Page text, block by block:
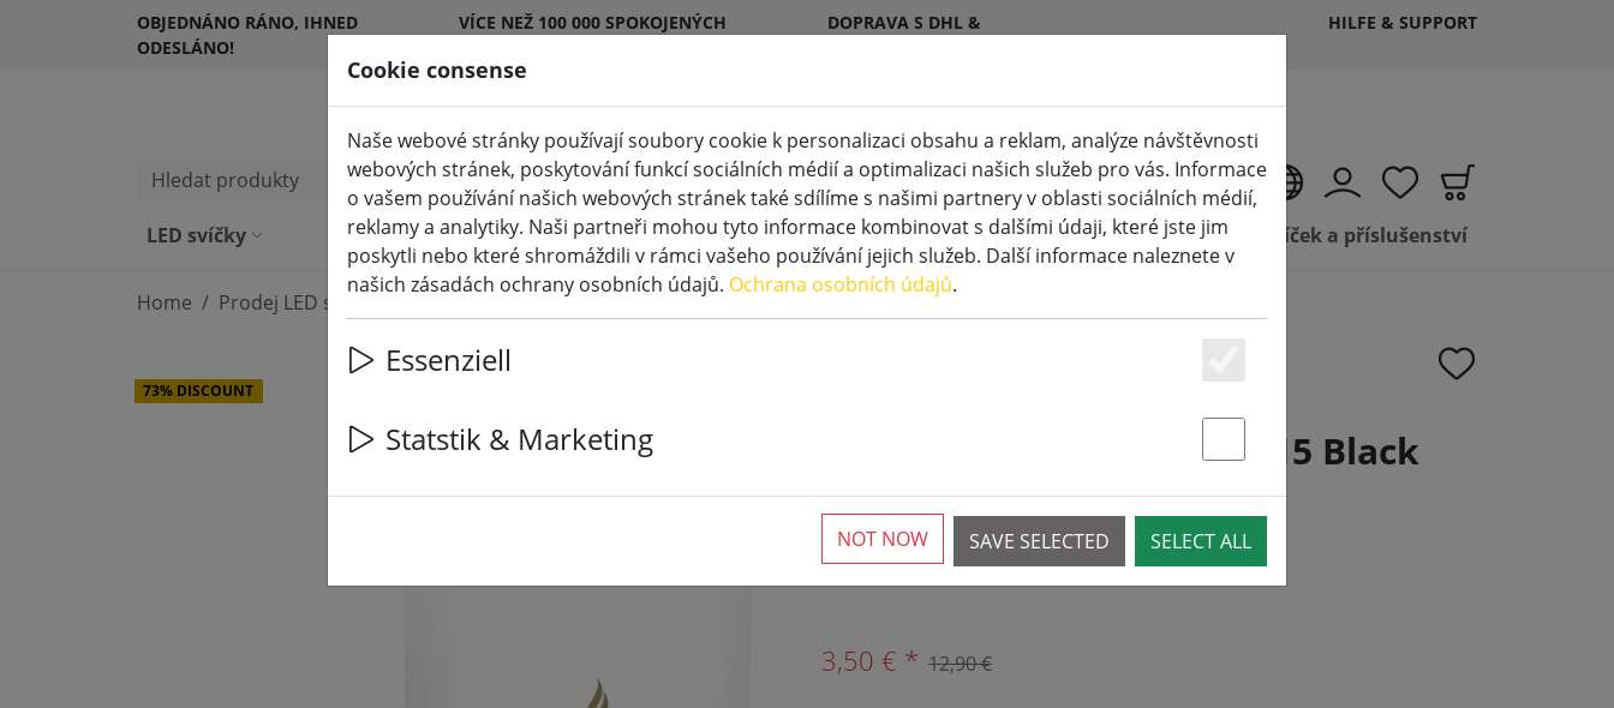
OBJEDNÁNO RÁNO, IHNED
ODESLÁNO!
VÍCE NEŽ 100 000 SPOKOJENÝCH
DOPRAVA S DHL &
HILFE & SUPPORT
Hledat produkty
CS
LED svíčky
Venkovní svíčky LED Speciální svíčky LED Příslušenství Prodej LED svíček a příslušenství
Home Prodej LED svíček a příslušenství
Kapsle vůně Luminara č. 15 Black
Currant &amp; Tea
73% DISCOUNT
Více než 10 k dispozici
3,50 € * 12,90 €
Cookie consense
Naše webové stránky používají soubory cookie k personalizaci obsahu a reklam, analýze návštěvnosti
webových stránek, poskytování funkcí sociálních médií a optimalizaci našich služeb pro vás. Informace
o vašem používání našich webových stránek také sdílíme s našimi partnery v oblasti sociálních médií,
reklamy a analytiky. Naši partneři mohou tyto informace kombinovat s dalšími údaji, které jste jim
poskytli nebo které shromáždili v rámci vašeho používání jejich služeb. Další informace naleznete v
našich zásadách ochrany osobních údajů. Ochrana osobních údajů.
Essenziell
Statstik & Marketing
Statstik & Marketing
SAVE SELECTED SELECT ALL
NOT NOW